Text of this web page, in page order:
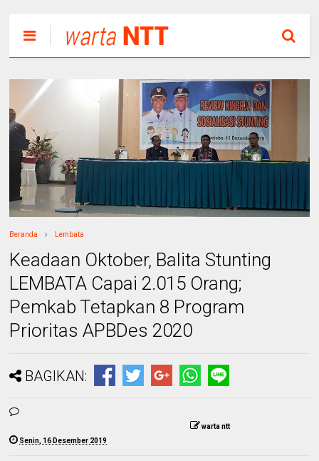
Beranda Lembata
Keadaan Oktober, Balita Stunting
LEMBATA Capai 2.015 Orang;
Pemkab Tetapkan 8 Program
Prioritas APBDes 2020
BAGIKAN:
warta ntt
Senin, 16 Desember 2019